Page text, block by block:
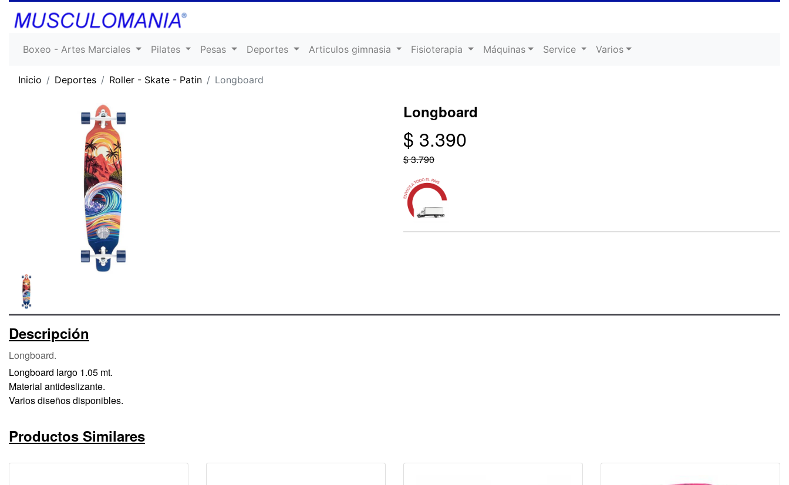
Boxeo - Artes Marciales Pilates Pesas Deportes Articulos gimnasia Fisioterapia Máquinas Service Varios
Inicio Deportes Roller - Skate - Patin Longboard
Longboard
$ 3.390
$ 3.790
Descripción
Longboard.
Longboard largo 1.05 mt.
Material antideslizante.
Varios diseños disponibles.
Productos Similares